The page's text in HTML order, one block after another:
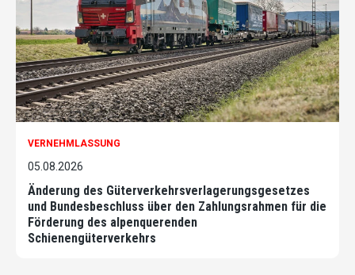
VERNEHMLASSUNG
05.08.2026
Änderung des Güterverkehrsverlagerungsgesetzes
und Bundesbeschluss über den Zahlungsrahmen für die
Förderung des alpenquerenden
Schienengüterverkehrs